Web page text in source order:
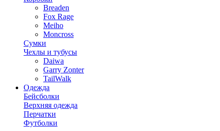
Breaden
Fox Rage
Meiho
Moncross
Сумки
Чехлы и тубусы
Daiwa
Garry Zonter
TailWalk
Одежда
Бейсболки
Верхняя одежда
Перчатки
Футболки